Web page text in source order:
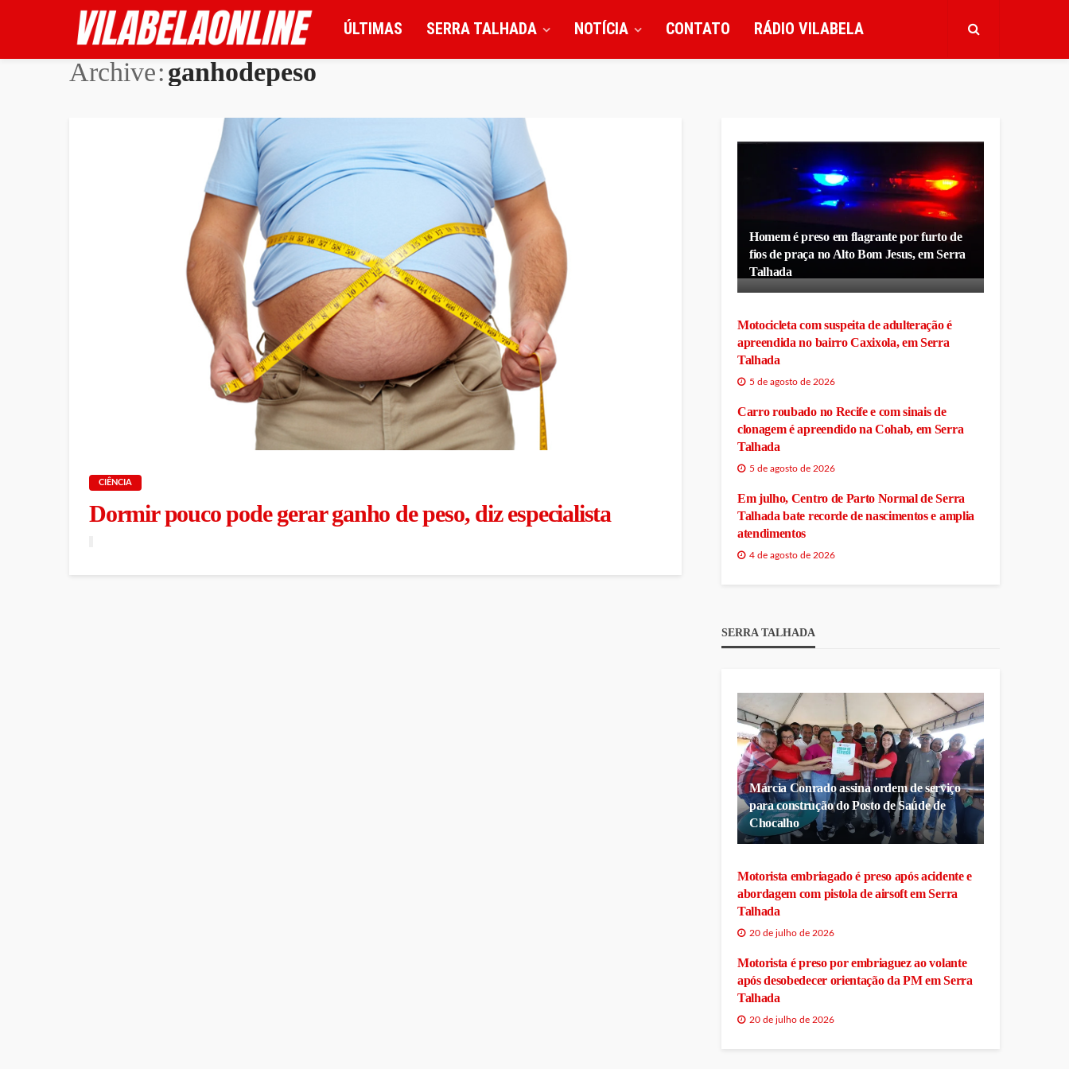
ÚLTIMAS SERRA TALHADA NOTÍCIA CONTATO RÁDIO VILABELA
Archive ganhodepeso
CIÊNCIA
Dormir pouco pode gerar ganho de peso, diz especialista
Homem é preso em flagrante por furto de
fios de praça no Alto Bom Jesus, em Serra
Talhada
Motocicleta com suspeita de adulteração é
apreendida no bairro Caxixola, em Serra
Talhada
5 de agosto de 2026
Carro roubado no Recife e com sinais de
clonagem é apreendido na Cohab, em Serra
Talhada
5 de agosto de 2026
Em julho, Centro de Parto Normal de Serra
Talhada bate recorde de nascimentos e amplia
atendimentos
4 de agosto de 2026
SERRA TALHADA
Márcia Conrado assina ordem de serviço
para construção do Posto de Saúde de
Chocalho
Motorista embriagado é preso após acidente e
abordagem com pistola de airsoft em Serra
Talhada
20 de julho de 2026
Motorista é preso por embriaguez ao volante
após desobedecer orientação da PM em Serra
Talhada
20 de julho de 2026